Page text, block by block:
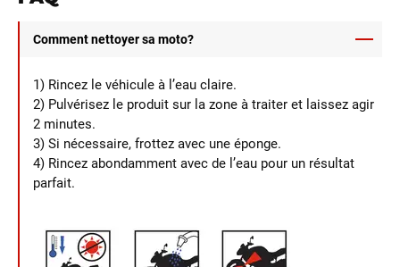
Comment nettoyer sa moto?
1) Rincez le véhicule à l’eau claire.
2) Pulvérisez le produit sur la zone à traiter et laissez agir
2 minutes.
3) Si nécessaire, frottez avec une éponge.
4) Rincez abondamment avec de l’eau pour un résultat
parfait.